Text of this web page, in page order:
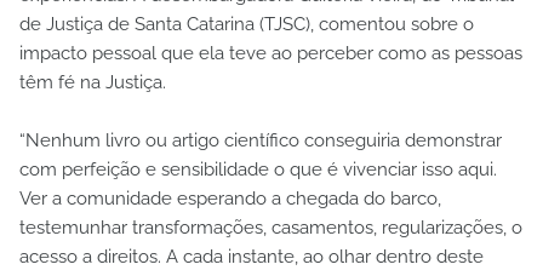
de Justiça de Santa Catarina (TJSC), comentou sobre o
impacto pessoal que ela teve ao perceber como as pessoas
têm fé na Justiça.
“Nenhum livro ou artigo científico conseguiria demonstrar
com perfeição e sensibilidade o que é vivenciar isso aqui.
Ver a comunidade esperando a chegada do barco,
testemunhar transformações, casamentos, regularizações, o
acesso a direitos. A cada instante, ao olhar dentro deste